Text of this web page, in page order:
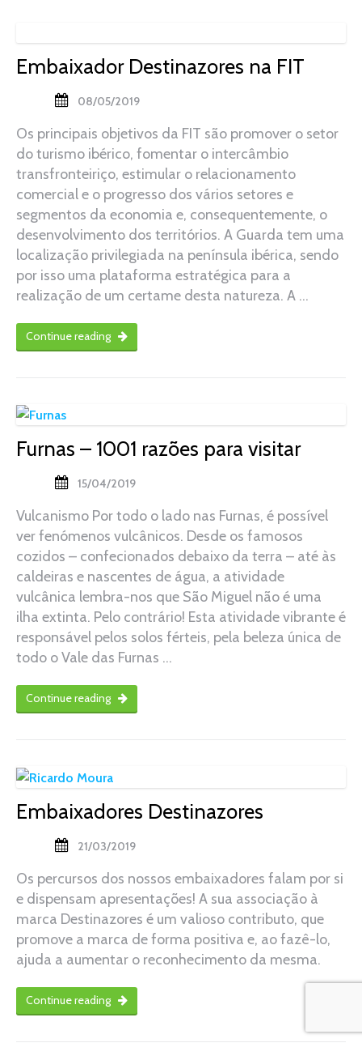
Embaixador Destinazores na FIT
08/05/2019
Os principais objetivos da FIT são promover o setor
do turismo ibérico, fomentar o intercâmbio
transfronteiriço, estimular o relacionamento
comercial e o progresso dos vários setores e
segmentos da economia e, consequentemente, o
desenvolvimento dos territórios. A Guarda tem uma
localização privilegiada na península ibérica, sendo
por isso uma plataforma estratégica para a
realização de um certame desta natureza. A …
Continue reading
Furnas – 1001 razões para visitar
15/04/2019
Vulcanismo Por todo o lado nas Furnas, é possível
ver fenómenos vulcânicos. Desde os famosos
cozidos – confecionados debaixo da terra – até às
caldeiras e nascentes de água, a atividade
vulcânica lembra-nos que São Miguel não é uma
ilha extinta. Pelo contrário! Esta atividade vibrante é
responsável pelos solos férteis, pela beleza única de
todo o Vale das Furnas …
Continue reading
Embaixadores Destinazores
21/03/2019
Os percursos dos nossos embaixadores falam por si
e dispensam apresentações! A sua associação à
marca Destinazores é um valioso contributo, que
promove a marca de forma positiva e, ao fazê-lo,
ajuda a aumentar o reconhecimento da mesma.
Continue reading